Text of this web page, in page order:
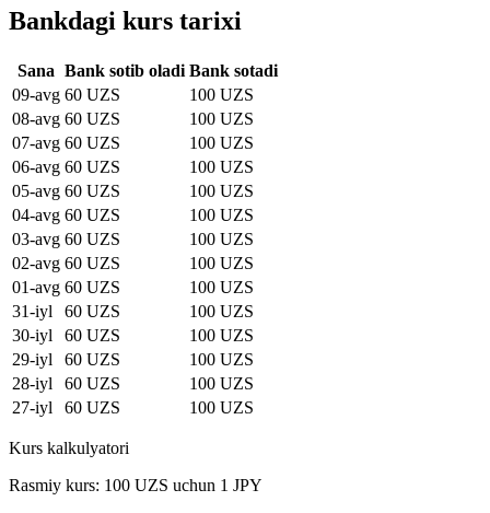
Bankdagi kurs tarixi
Sana Bank sotib oladi Bank sotadi
09-avg 60 UZS
100 UZS
08-avg 60 UZS
100 UZS
07-avg 60 UZS
100 UZS
06-avg 60 UZS
100 UZS
05-avg 60 UZS
100 UZS
04-avg 60 UZS
100 UZS
03-avg 60 UZS
100 UZS
02-avg 60 UZS
100 UZS
01-avg 60 UZS
100 UZS
31-iyl
60 UZS
100 UZS
30-iyl
60 UZS
100 UZS
29-iyl
60 UZS
100 UZS
28-iyl
60 UZS
100 UZS
27-iyl
60 UZS 100 UZS
Kurs kalkulyatori
Rasmiy kurs: 100 UZS uchun 1 JPY